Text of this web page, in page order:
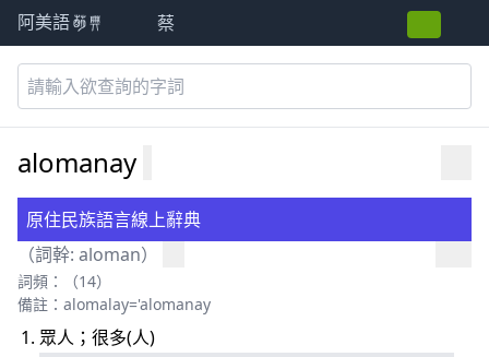
阿美語萌典 蔡
alomanay
原住民族語言線上辭典
（詞幹: aloman）
詞頻：（14）
備註：alomalay='alomanay
眾人；很多(人)